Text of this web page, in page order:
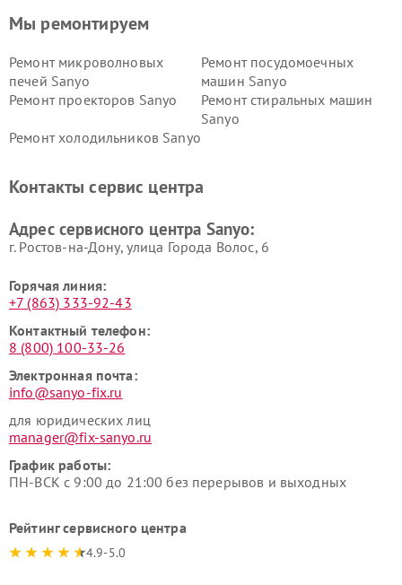
Мы ремонтируем
Ремонт микроволновых
печей Sanyo
Ремонт посудомоечных
машин Sanyo
Ремонт проекторов Sanyo
Ремонт стиральных машин
Sanyo
Ремонт холодильников Sanyo
Контакты сервис центра
Адрес сервисного центра Sanyo:
г. Ростов-на-Дону, улица Города Волос, 6
Горячая линия:
+7 (863) 333-92-43
Контактный телефон:
8 (800) 100-33-26
Электронная почта:
info@sanyo-fix.ru
для юридических лиц
manager@fix-sanyo.ru
График работы:
ПН-ВСК с 9:00 до 21:00 без перерывов и выходных
Рейтинг сервисного центра
4.9-5.0